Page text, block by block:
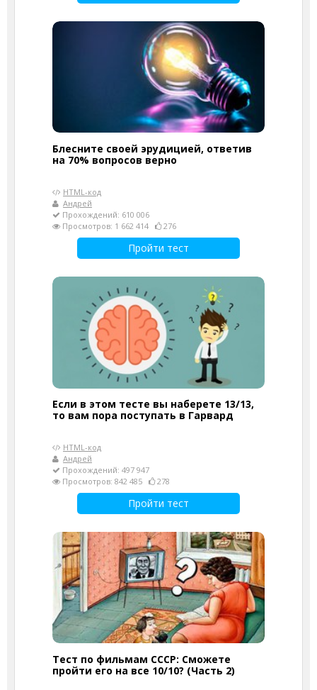
Блесните своей эрудицией, ответив
на 70% вопросов верно
HTML-код
Андрей
Прохождений: 610 006
Просмотров: 1 662 414
276
Пройти тест
Если в этом тесте вы наберете 13/13,
то вам пора поступать в Гарвард
HTML-код
Андрей
Прохождений: 497 947
Просмотров: 842 485
278
Пройти тест
Тест по фильмам СССР: Сможете
пройти его на все 10/10? (Часть 2)